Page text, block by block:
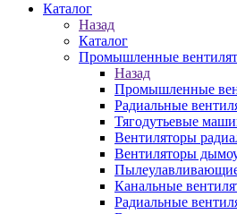
Каталог
Назад
Каталог
Промышленные
Назад
Промышленные
Радиальные
Тягодутьевые
Вентиляторы
Вентиляторы
Канальные
Радиальные